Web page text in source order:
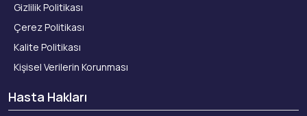
Gizlilik Politikası
Çerez Politikası
Kalite Politikası
Kişisel Verilerin Korunması
Hasta Hakları